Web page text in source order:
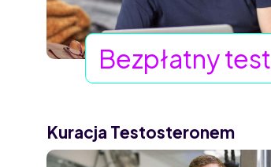
Bezpłatny test
Kuracja Testosteronem